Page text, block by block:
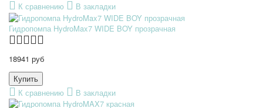
К сравнению
В закладки
Гидропомпа HydroMax7 WIDE BOY прозрачная
18941 руб
К сравнению
В закладки